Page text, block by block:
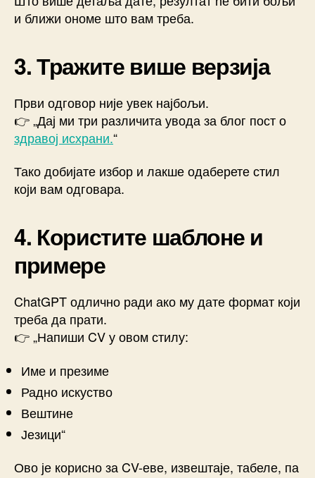
и ближи ономе што вам треба.
3. Тражите више верзија
Први одговор није увек најбољи.
👉 „Дај ми три различита увода за блог пост о
здравој исхрани.“
Тако добијате избор и лакше одаберете стил
који вам одговара.
4. Користите шаблоне и
примере
ChatGPT одлично ради ако му дате формат који
треба да прати.
👉 „Напиши CV у овом стилу:
Име и презиме
Радно искуство
Вештине
Језици“
Ово је корисно за CV-еве, извештаје, табеле, па